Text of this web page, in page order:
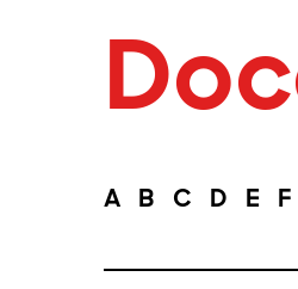
A B C D E F